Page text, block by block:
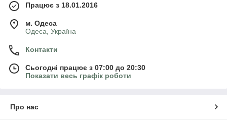
Працює з 18.01.2016
м. Одеса
Одеса, Україна
Контакти
Сьогодні працює з 07:00 до 20:30
Показати весь графік роботи
Про нас